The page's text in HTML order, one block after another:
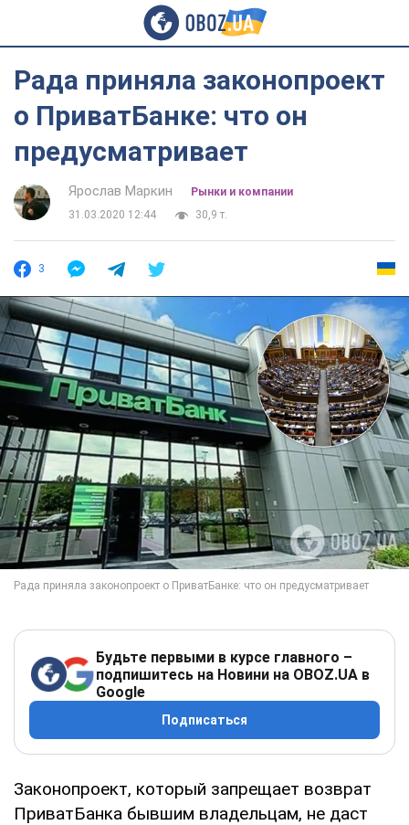
Рада приняла законопроект
о ПриватБанке: что он
предусматривает
Ярослав Маркин
Рынки и компании
31.03.2020 12:44
30,9 т.
3
Будьте первыми в курсе главного –
подпишитесь на Новини на OBOZ.UA в
Google
Подписаться
Законопроект, который запрещает возврат
ПриватБанка бывшим владельцам, не даст